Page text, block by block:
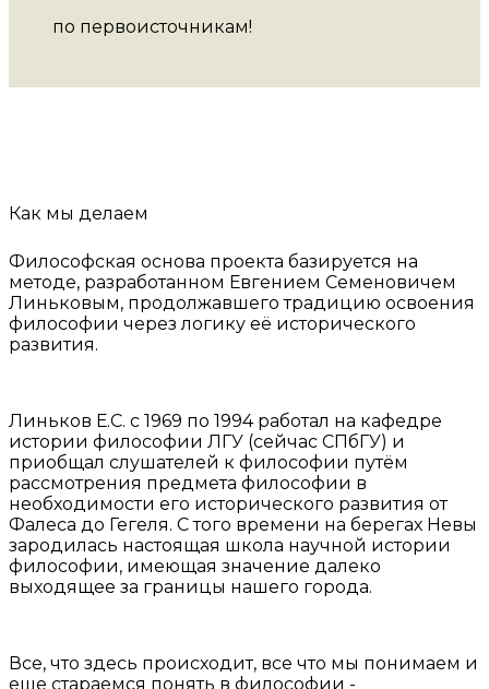
по первоисточникам!
Как мы делаем
Философская основа проекта базируется на
методе, разработанном Евгением Семеновичем
Линьковым, продолжавшего традицию освоения
философии через логику её исторического
развития.
Линьков Е.С. с 1969 по 1994 работал на кафедре
истории философии ЛГУ (сейчас СПбГУ) и
приобщал слушателей к философии путём
рассмотрения предмета философии в
необходимости его исторического развития от
Фалеса до Гегеля. С того времени на берегах Невы
зародилась настоящая школа научной истории
философии, имеющая значение далеко
выходящее за границы нашего города.
Все, что здесь происходит, все что мы понимаем и
еще стараемся понять в философии -